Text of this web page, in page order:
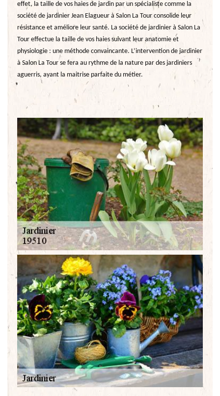
effet, la taille de vos haies de jardin par un spécialiste comme la
société de jardinier Jean Elagueur à Salon La Tour consolide leur
résistance et améliore leur santé. La société de jardinier à Salon La
Tour effectue la taille de vos haies suivant leur anatomie et
physiologie : une méthode convaincante. L’intervention de jardinier
à Salon La Tour se fera au rythme de la nature par des jardiniers
aguerris, ayant la maitrise parfaite du métier.